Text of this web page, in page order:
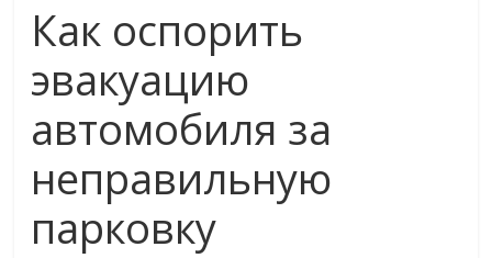
Как оспорить
эвакуацию
автомобиля за
неправильную
парковку